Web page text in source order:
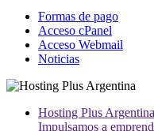
Formas de pago
Acceso cPanel
Acceso Webmail
Noticias
Hosting Plus Argentina
Impulsamos a